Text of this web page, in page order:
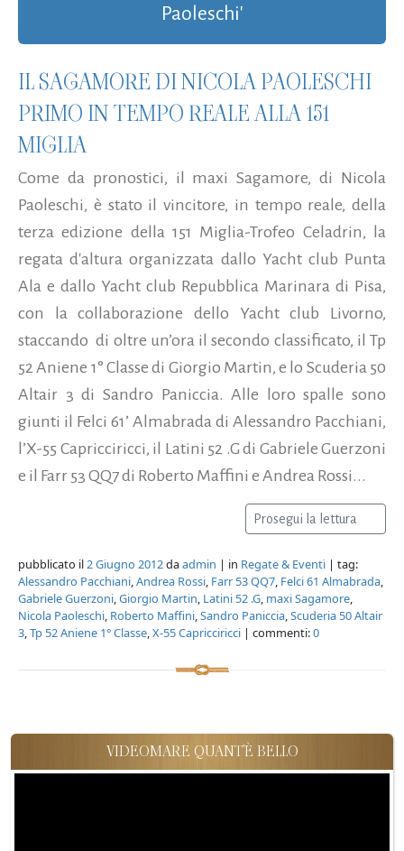
Paoleschi'
IL SAGAMORE DI NICOLA PAOLESCHI
PRIMO IN TEMPO REALE ALLA 151
MIGLIA
Come da pronostici, il maxi Sagamore, di Nicola
Paoleschi, è stato il vincitore, in tempo reale, della
terza edizione della 151 Miglia-Trofeo Celadrin, la
regata d'altura organizzata dallo Yacht club Punta
Ala e dallo Yacht club Repubblica Marinara di Pisa,
con la collaborazione dello Yacht club Livorno,
staccando di oltre un’ora il secondo classificato, il Tp
52 Aniene 1° Classe di Giorgio Martin, e lo Scuderia 50
Altair 3 di Sandro Paniccia. Alle loro spalle sono
giunti il Felci 61’ Almabrada di Alessandro Pacchiani,
l’X-55 Capricciricci, il Latini 52 .G di Gabriele Guerzoni
e il Farr 53 QQ7 di Roberto Maffini e Andrea Rossi...
Prosegui la lettura
pubblicato il2 Giugno 2012daadmin | in Regate & Eventi | tag:
Alessandro Pacchiani,Andrea Rossi, Farr 53 QQ7, Felci 61 Almabrada,
Gabriele Guerzoni,Giorgio Martin, Latini 52 .G, maxi Sagamore,
Nicola Paoleschi, Roberto Maffini,Sandro Paniccia,Scuderia 50 Altair
3,Tp 52 Aniene 1° Classe,X-55 Capricciricci | commenti:0
VIDEOMARE QUANT'È BELLO